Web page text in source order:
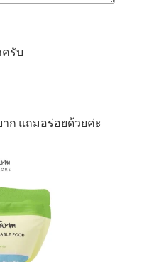
รับ
ก แถมอร่อยด้วยค่ะ